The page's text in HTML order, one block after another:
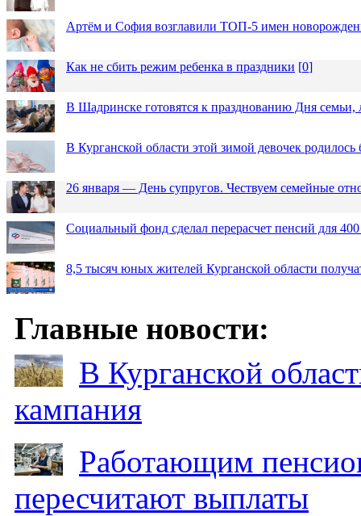
Артём и София возглавили ТОП-5 имен
Как не сбить режим ребенка в праздники [0]
В Шадринске готовятся к празднованию Дня семьи,
В Курганской области этой зимой девочек
26 января — День супругов. Чествуем семейные
Социальный фонд сделал перерасчет пенсий для
8,5 тысяч юных жителей Курганской области
Главные новости:
В Курганской
кампания
Работающим
пересчитают выплаты